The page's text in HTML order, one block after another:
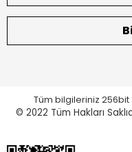
Tüm bilgileriniz 256bit
© 2022 Tüm Hakları